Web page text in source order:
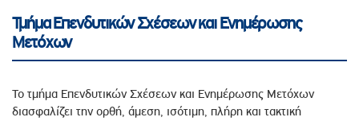
Τμήμα Επενδυτικών Σχέσεων και Ενημέρωσης
Μετόχων
Το τμήμα Επενδυτικών Σχέσεων και Ενημέρωσης Μετόχων
διασφαλίζει την ορθή, άμεση, ισότιμη, πλήρη και τακτική